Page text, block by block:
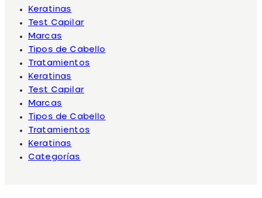
Keratinas
Test Capilar
Marcas
Tipos de Cabello
Tratamientos
Keratinas
Test Capilar
Marcas
Tipos de Cabello
Tratamientos
Keratinas
Categorías